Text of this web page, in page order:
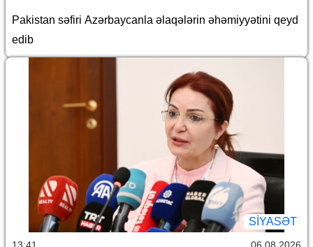
Pakistan səfiri Azərbaycanla əlaqələrin əhəmiyyətini qeyd
edib
SİYASƏT
13:41 06.08.2026